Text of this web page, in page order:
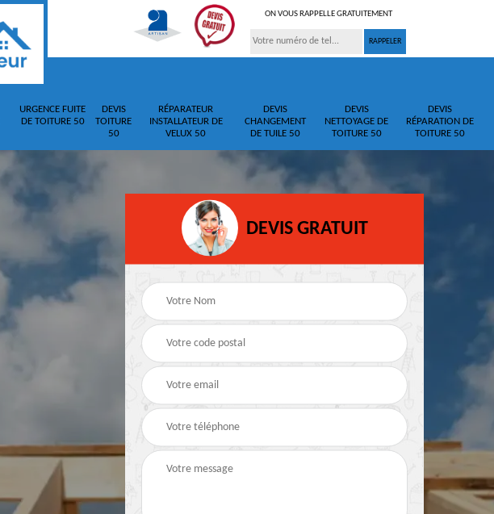
ON VOUS RAPPELLE GRATUITEMENT
URGENCE FUITE
DE TOITURE 50
DEVIS
TOITURE
50
RÉPARATEUR
INSTALLATEUR DE
VELUX 50
DEVIS
CHANGEMENT
DE TUILE 50
DEVIS
NETTOYAGE DE
TOITURE 50
DEVIS
RÉPARATION DE
TOITURE 50
DEVIS GRATUIT